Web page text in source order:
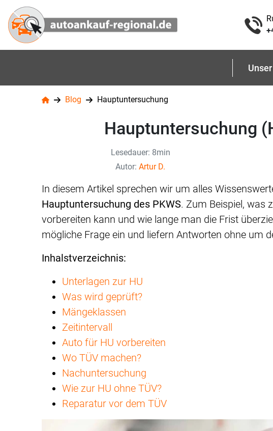
Blog Hauptuntersuchung
Hauptuntersuchung
Lesedauer: 8min
Autor: Artur D.
In diesem Artikel sprechen wir um alles
Hauptuntersuchung des PKWS. Zum Beispiel, was
vorbereiten kann und wie lange man die Frist
mögliche Frage ein und liefern Antworten ohne um
Inhalstverzeichnis:
Unterlagen zur HU
Was wird geprüft?
Mängeklassen
Zeitintervall
Auto für HU vorbereiten
Wo TÜV machen?
Nachuntersuchung
Wie zur HU ohne TÜV?
Reparatur vor dem TÜV